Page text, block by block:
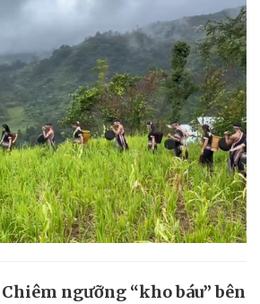
ngưỡng “kho báu” bên